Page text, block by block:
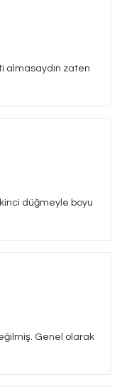
almasaydın zaten
düğmeyle boyu
Genel olarak